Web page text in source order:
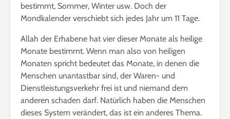
bestimmt, Sommer, Winter usw. Doch der
Mondkalender verschiebt sich jedes Jahr um 11 Tage.
Allah der Erhabene hat vier dieser Monate als heilige
Monate bestimmt. Wenn man also von heiligen
Monaten spricht bedeutet das Monate, in denen die
Menschen unantastbar sind, der Waren- und
Dienstleistungsverkehr frei ist und niemand dem
anderen schaden darf. Natürlich haben die Menschen
dieses System verändert, das ist ein anderes Thema.